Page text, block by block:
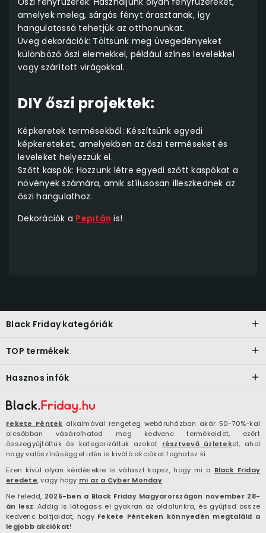
amelyek meleg, sárgás fényt árasztanak, így
hangulatossá tehetjük az otthonunkat.
Üveg dekorációk: Töltsünk meg üvegedényeket
különböző őszi elemekkel, például színes levelekkel
vagy szárított virágokkal.
DIY őszi projektek:
Képkeretek termésekből: Készítsünk egyedi
képkereteket, amelyekben az őszi terméseket és
leveleket helyezzük el.
Szőtt kaspók: Hozzunk létre egyedi szőtt kaspókat a
növények számára, amik stílusosan illeszkednek az
őszi hangulathoz.
Dekorációk a Pepitán is!
Fekete Péntek alkalmával rengeteg webáruházban akár 50-70%-kal
olcsóbban vásárolhatod meg kedvenc termékeidet, ezért
összegyűjtöttük és kategorizáltuk azokat résztvevő üzleteket, ahol
nagy valószínűséggel idén is kiváló akciókat foghatsz ki.
Ezen kívül olyan kérdésekre is választ kapsz, hogy mi a Black Friday
eredete, vagy hogy mi az a Cyber Monday.
Ne feledd, 2025-ben a Black Friday Magyarországon november 28-
án lesz. Addig is látogass el gyakran az oldalunkra, és gyűjtsd össze
kedvenc boltjaidat, hogy Fekete Pénteken könnyedén megtaláld a
legjobb akciókat!
Black Friday kategóriák
TOP termékek
Hasznos infók